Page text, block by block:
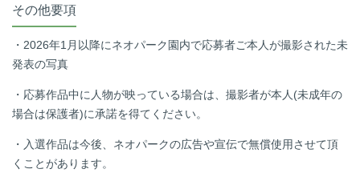
その他要項
・ 2026年1 月以降にネオパーク園内で応募者ご本人が撮影された未
発表の写真
・応募作品中に人物が映っている場合は、撮影者が本人 (未成年の
場合は保護者)に承諾を得てください。
・入選作品は今後、ネオパークの広告や宣伝で無償使用させて頂
くことがあります。